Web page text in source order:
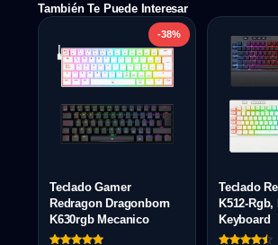
También Te Puede Interesar
-38%
Teclado Gamer
Redragon Dragonborn
K630rgb Mecanico
Teclado
K512-
Keyboard